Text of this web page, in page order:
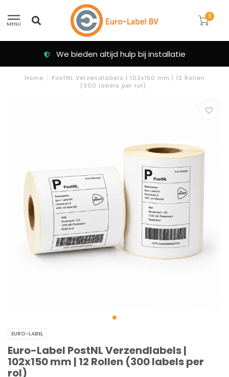
MENU
0
Klanten beoordelen ons met een 9.3
Home / PostNL Verzendlabels | 102x150 mm | 12 Rollen
(300 labels per rol)
EURO-LABEL
Euro-Label PostNL Verzendlabels |
102x150 mm | 12 Rollen (300 labels per
rol)